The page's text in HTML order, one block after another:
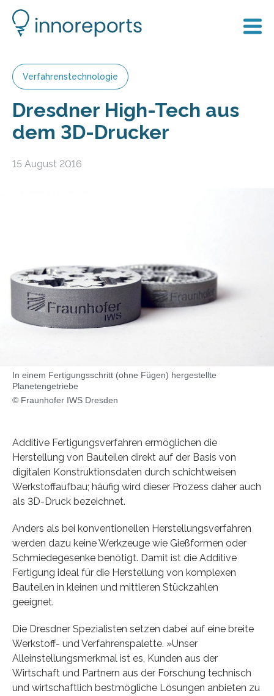
Verfahrenstechnologie
Dresdner High-Tech aus
dem 3D-Drucker
15 August 2016
In einem Fertigungsschritt (ohne Fügen) hergestellte
Planetengetriebe
© Fraunhofer IWS Dresden
Additive Fertigungsverfahren ermöglichen die
Herstellung von Bauteilen direkt auf der Basis von
digitalen Konstruktionsdaten durch schichtweisen
Werkstoffaufbau; häufig wird dieser Prozess daher auch
als 3D-Druck bezeichnet.
Anders als bei konventionellen Herstellungsverfahren
werden dazu keine Werkzeuge wie Gießformen oder
Schmiedegesenke benötigt. Damit ist die Additive
Fertigung ideal für die Herstellung von komplexen
Bauteilen in kleinen und mittleren Stückzahlen
geeignet.
Die Dresdner Spezialisten setzen dabei auf eine breite
Werkstoff- und Verfahrenspalette. »Unser
Alleinstellungsmerkmal ist es, Kunden aus der
Wirtschaft und Partnern aus der Forschung technisch
und wirtschaftlich bestmögliche Lösungen anbieten zu